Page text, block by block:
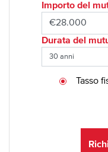
Importo del
Durata del
Tasso